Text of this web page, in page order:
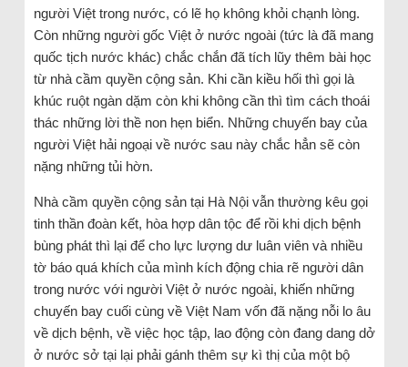
người Việt trong nước, có lẽ họ không khỏi chạnh lòng.
Còn những người gốc Việt ở nước ngoài (tức là đã mang
quốc tịch nước khác) chắc chắn đã tích lũy thêm bài học
từ nhà cầm quyền cộng sản. Khi cần kiều hối thì gọi là
khúc ruột ngàn dặm còn khi không cần thì tìm cách thoái
thác những lời thề non hẹn biển. Những chuyến bay của
người Việt hải ngoại về nước sau này chắc hẳn sẽ còn
nặng những tủi hờn.
Nhà cầm quyền cộng sản tại Hà Nội vẫn thường kêu gọi
tinh thần đoàn kết, hòa hợp dân tộc để rồi khi dịch bệnh
bùng phát thì lại để cho lực lượng dư luân viên và nhiều
tờ báo quá khích của mình kích động chia rẽ người dân
trong nước với người Việt ở nước ngoài, khiến những
chuyến bay cuối cùng về Việt Nam vốn đã nặng nỗi lo âu
về dịch bệnh, về việc học tập, lao động còn đang dang dở
ở nước sở tại lại phải gánh thêm sự kì thị của một bộ